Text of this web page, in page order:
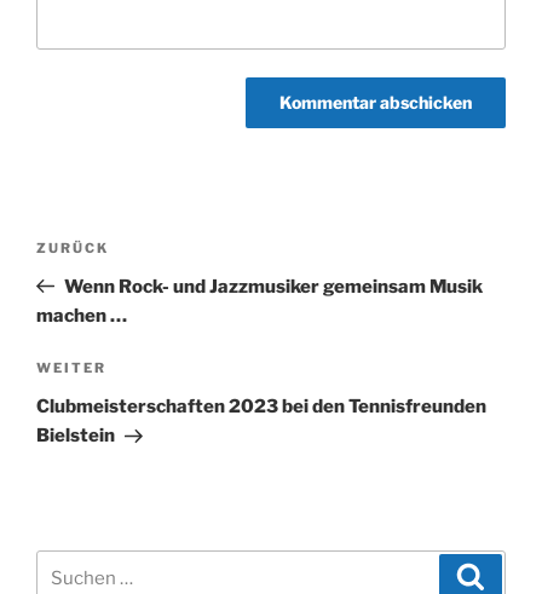
Beitragsnavigation
Vorheriger
Beitrag
ZURÜCK
Wenn Rock- und Jazzmusiker gemeinsam Musik
machen …
Nächster
Beitrag
WEITER
Clubmeisterschaften 2023 bei den Tennisfreunden
Bielstein